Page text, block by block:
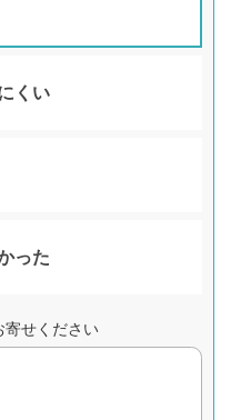
くい
った
寄せください